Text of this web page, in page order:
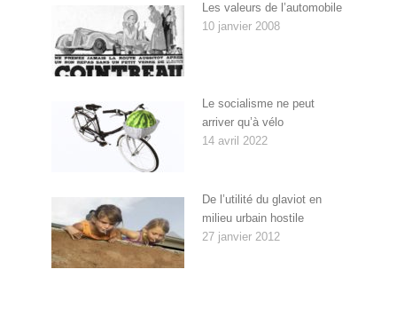
Les valeurs de l’automobile
10 janvier 2008
Le socialisme ne peut
arriver qu’à vélo
14 avril 2022
De l’utilité du glaviot en
milieu urbain hostile
27 janvier 2012